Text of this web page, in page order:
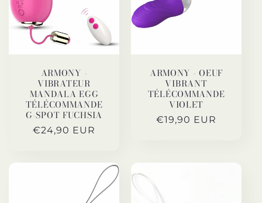
ARMONY -
VIBRATEUR
MANDALA EGG
TÉLÉCOMMANDE
G-SPOT FUCHSIA
Prix
€24,90 EUR
ARMONY - OEUF
VIBRANT
TÉLÉCOMMANDE
VIOLET
Prix
€19,90 EUR